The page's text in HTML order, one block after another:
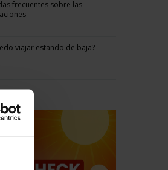
frecuentes sobre las
viajar estando de baja?